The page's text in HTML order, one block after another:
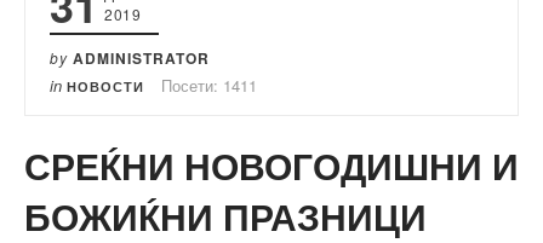
2019
by ADMINISTRATOR
in НОВОСТИ Посети: 1411
СРЕЌНИ НОВОГОДИШНИ И
БОЖИЌНИ ПРАЗНИЦИ